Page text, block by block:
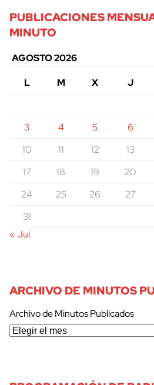
PUBLICACIONES
MINUTO
AGOSTO 2026
L
M X J
3
4 5 6
10
11 12 13
17
18 19 20
24
25 26 27
31
« Jul
ARCHIVO DE MINUTOS
Archivo de Minutos Publicados